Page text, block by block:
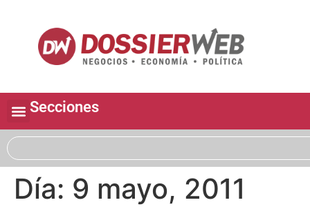
Secciones
Día: 9 mayo, 2011